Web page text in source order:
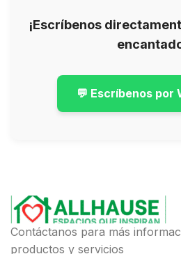
¡Escríbenos
💬 Escríbenos por
Contáctanos para más
productos y servicios